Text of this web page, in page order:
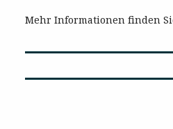
Mehr Informationen finden